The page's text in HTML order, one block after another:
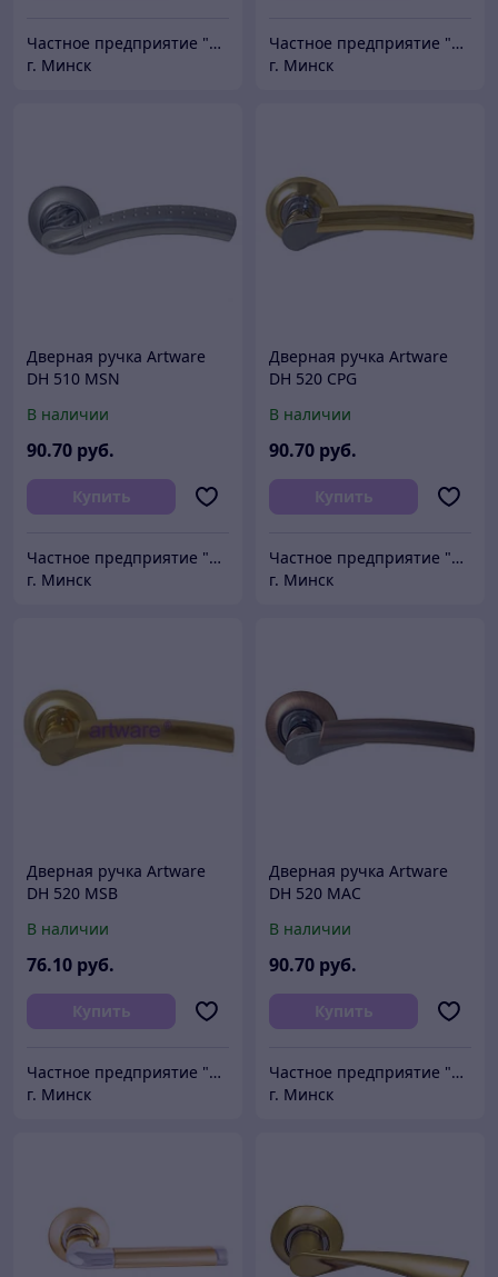
Частное предприятие "Сибалок"
г. Минск
Частное предприятие "Сибалок"
г. Минск
Дверная ручка Artware
DH 510 MSN
В наличии
90.70 руб.
Купить
Частное предприятие "Сибалок"
г. Минск
Дверная ручка Artware
DH 520 CPG
В наличии
90.70 руб.
Купить
Частное предприятие "Сибалок"
г. Минск
Дверная ручка Artware
DH 520 MSB
В наличии
76.10 руб.
Купить
Частное предприятие "Сибалок"
г. Минск
Дверная ручка Artware
DH 520 MAC
В наличии
90.70 руб.
Купить
Частное предприятие "Сибалок"
г. Минск